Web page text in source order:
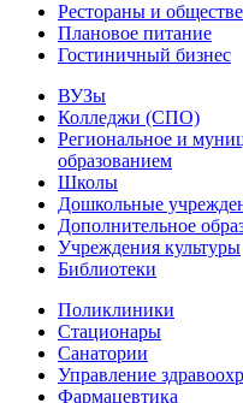
Рестораны и
Плановое питание
Гостиничный бизнес
ВУЗы
Колледжи (СПО)
Региональное и
образованием
Школы
Дошкольные
Дополнительное
Учреждения культуры
Библиотеки
Поликлиники
Стационары
Санатории
Управление
Фармацевтика